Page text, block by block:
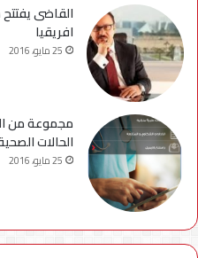
القاضى يفتتح
افريقيا
25 مايو، 2016
مجموعة من
الحالات
25 مايو، 2016